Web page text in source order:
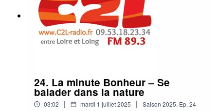
24. La minute Bonheur – Se
balader dans la nature
03:02 | mardi 1 juillet 2025 | Saison 2025, Ep. 24